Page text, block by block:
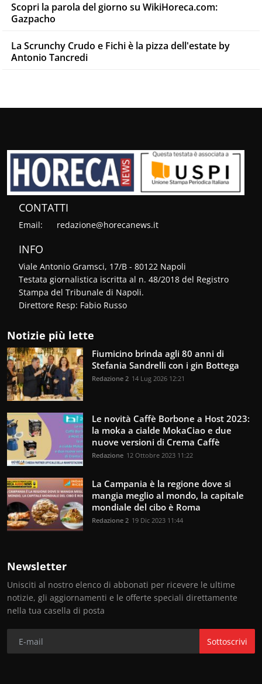
Scopri la parola del giorno su WikiHoreca.com:
Gazpacho
La Scrunchy Crudo e Fichi è la pizza dell'estate by
Antonio Tancredi
CONTATTI
Email: redazione@horecanews.it
INFO
Viale Antonio Gramsci, 17/B - 80122 Napoli
Testata giornalistica iscritta al n. 48/2018 del Registro
Stampa del Tribunale di Napoli.
Direttore Resp: Fabio Russo
Notizie più lette
Fiumicino brinda agli 80 anni di
Stefania Sandrelli con i gin Bottega
Redazione 2 14 Lug 2026 12:21
Le novità Caffè Borbone a Host 2023:
la moka a cialde MokaCiao e due
nuove versioni di Crema Caffè
Redazione 12 Ottobre 2023 11:22
La Campania è la regione dove si
mangia meglio al mondo, la capitale
mondiale del cibo è Roma
Redazione 2 19 Dic 2023 11:44
Newsletter
Unisciti al nostro elenco di abbonati per ricevere le ultime
notizie, gli aggiornamenti e le offerte speciali direttamente
nella tua casella di posta
Sottoscrivi